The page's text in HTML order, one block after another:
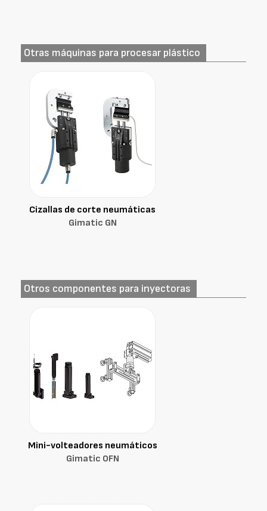
Otras máquinas para procesar plástico
Cizallas de corte neumáticas
Gimatic GN
Otros componentes para inyectoras
Mini-volteadores neumáticos
Gimatic OFN